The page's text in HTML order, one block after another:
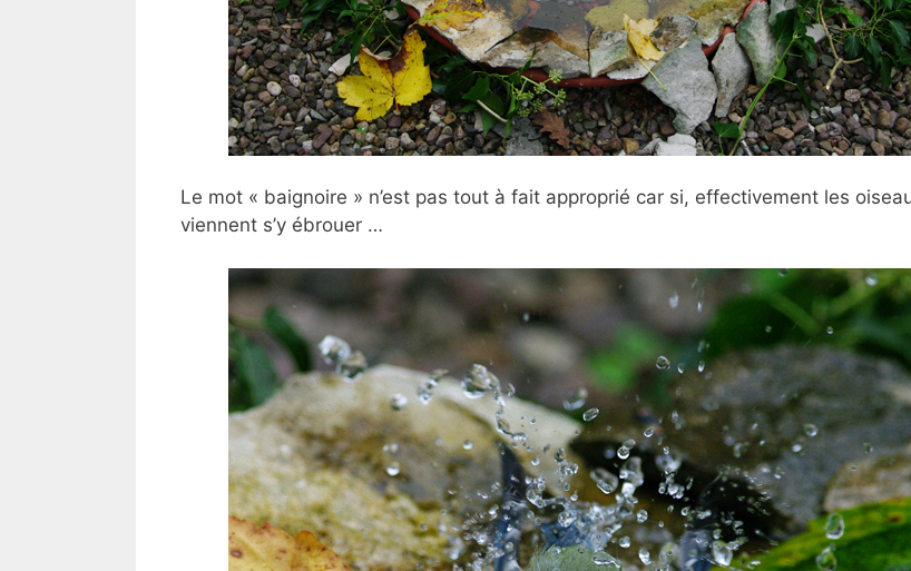
Le mot « baignoire » n’est pas tout à fait approprié car si, effectivement les
viennent s’y ébrouer …